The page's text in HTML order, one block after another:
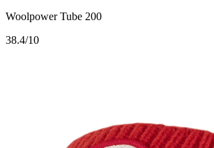
Woolpower Tube 200
38.4/10